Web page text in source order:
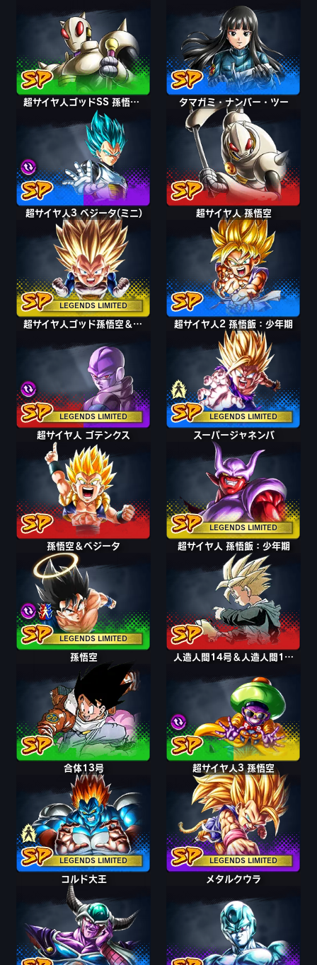
超サイヤ人ゴッドSS 孫悟空＆ベジータ
超サイヤ人ゴッドSS 孫悟空＆ベジータ タマガミ・ナンバー・ツー
LEGENDS LIMITED
超サイヤ人3 ベジータ(ミニ) 超サイヤ人 孫悟空
LEGENDS LIMITED
超サイヤ人ゴッド孫悟空＆ヒット
超サイヤ人ゴッド孫悟空＆ヒット
LEGENDS LIMITED
超サイヤ人2 孫悟飯：少年期
超サイヤ人2 孫悟飯：少年期
超サイヤ人 ゴテンクス
LEGENDS LIMITED
スーパージャネンバ
LEGENDS LIMITED
孫悟空＆ベジータ 超サイヤ人 孫悟飯：少年期
孫悟空 人造人間14号＆人造人間15号
人造人間14号＆人造人間15号
LEGENDS LIMITED
人造人間13号
合体13号
LEGENDS LIMITED
超サイヤ人3 孫悟空
コルド大王 メタルクウラ